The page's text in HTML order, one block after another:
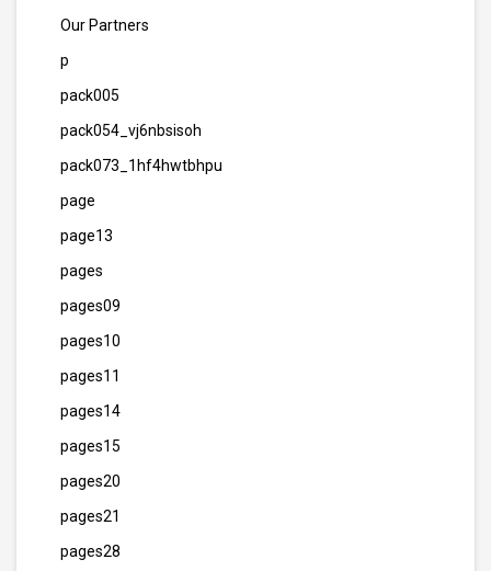
Our Partners
p
pack005
pack054_vj6nbsisoh
pack073_1hf4hwtbhpu
page
page13
pages
pages09
pages10
pages11
pages14
pages15
pages20
pages21
pages28